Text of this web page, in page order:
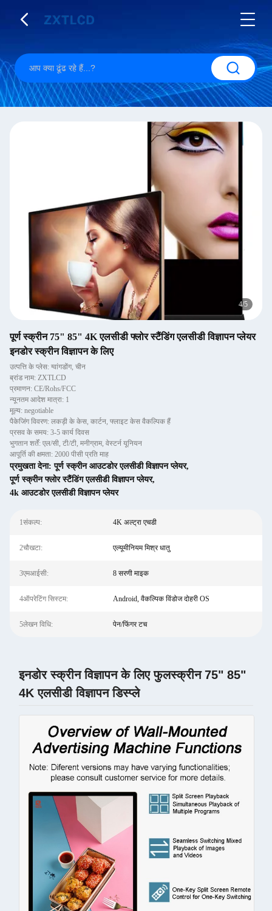
5/5
पूर्ण स्क्रीन 75" 85" 4K एलसीडी फ्लोर स्टैंडिंग एलसीडी विज्ञापन प्लेयर
इनडोर स्क्रीन विज्ञापन के लिए
उत्पत्ति के प्लेस: ग्वांगडोंग, चीन
ब्रांड नाम: ZXTLCD
प्रमाणन: CE/Rohs/FCC
न्यूनतम आदेश मात्रा: 1
मूल्य: negotiable
पैकेजिंग विवरण: लकड़ी के केस, कार्टन, फ्लाइट केस वैकल्पिक हैं
प्रसव के समय: 3-5 कार्य दिवस
भुगतान शर्तें: एल/सी, टी/टी, मनीग्राम, वेस्टर्न यूनियन
आपूर्ति की क्षमता: 2000 पीसी प्रति माह
प्रमुखता देना:पूर्ण स्क्रीन आउटडोर एलसीडी विज्ञापन प्लेयर,
पूर्ण स्क्रीन फ्लोर स्टैंडिंग एलसीडी विज्ञापन प्लेयर,
4k आउटडोर एलसीडी विज्ञापन प्लेयर
1संकल्प: 4K अल्ट्रा एचडी
2चौखटा: एल्यूमीनियम मिश्र धातु
3एमआईसी: 8 सरणी माइक
4ऑपरेटिंग सिस्टम: Android, वैकल्पिक विंडोज दोहरी OS
5लेखन विधि: पेन/फिंगर टच
इनडोर स्क्रीन विज्ञापन के लिए फुलस्क्रीन 75" 85"
4K एलसीडी विज्ञापन डिस्प्ले